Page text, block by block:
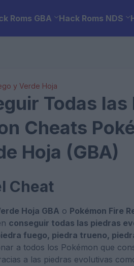
Roms GBA Hack Roms NDS
y Verde Hoja
Todas las
Cheats
Hoja (GBA)
Cheat
Hoja GBA o Pokémon Fire
conseguir todas las piedras
fuego, piedra trueno,
a todos los Pokémon que
a las piedras evolutivas